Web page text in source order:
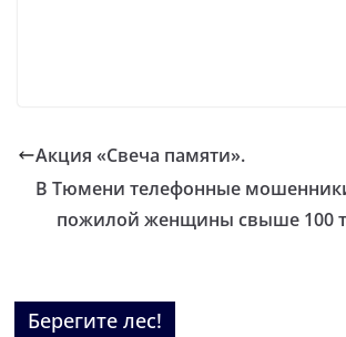
Акция «Свеча памяти».
В Тюмени телефонные
пожилой женщины свыше 100
Берегите лес!